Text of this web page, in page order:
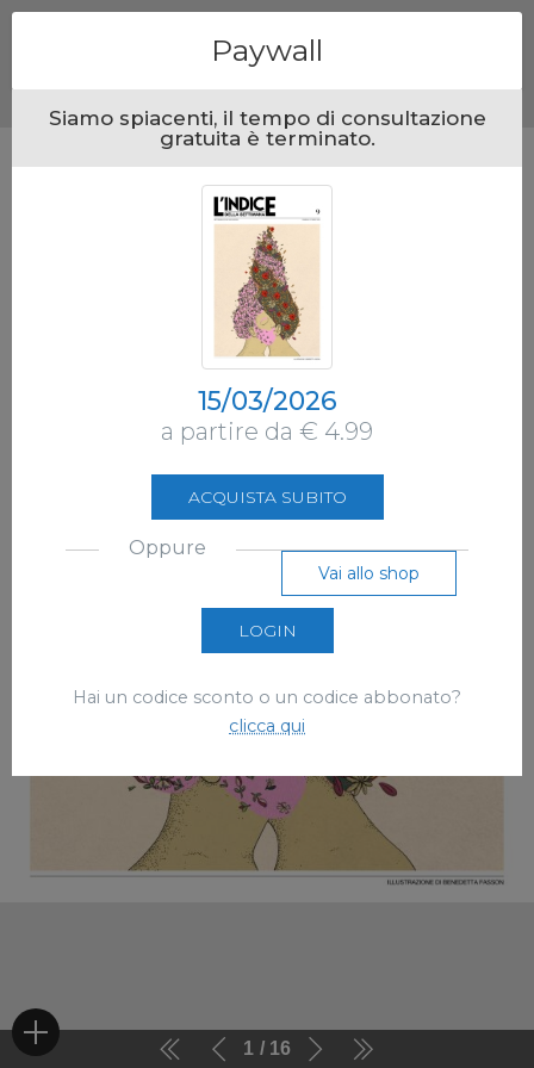
1 16
Paywall
Siamo spiacenti, il tempo di consultazione
gratuita è terminato.
15/03/2026
a partire da € 4.99
ACQUISTA SUBITO
Oppure
Vai allo shop
LOGIN
Hai un codice sconto o un codice abbonato?
clicca qui